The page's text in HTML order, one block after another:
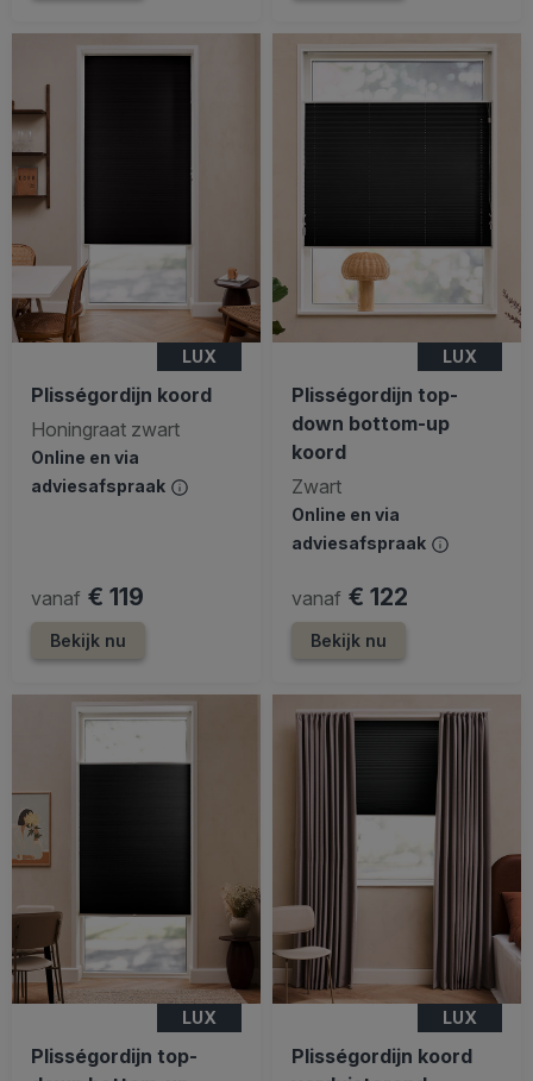
LUX
Plisségordijn koord
Honingraat zwart
Online en via
adviesafspraak
vanaf € 119
Bekijk nu
LUX
Plisségordijn top-
down bottom-up
koord
Zwart
Online en via
adviesafspraak
vanaf € 122
Bekijk nu
LUX
Plisségordijn top-
LUX
Plisségordijn koord